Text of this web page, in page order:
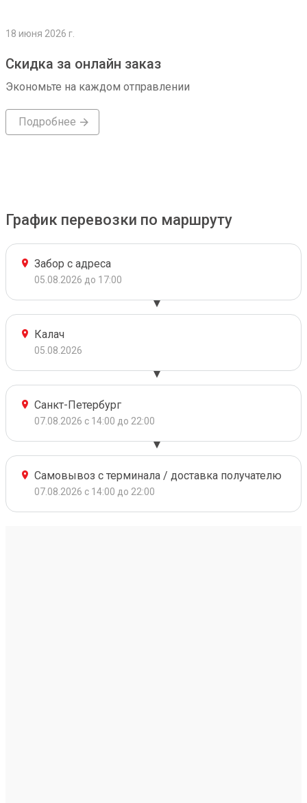
18 июня 2026 г.
Скидка за онлайн заказ
Экономьте на каждом отправлении
Подробнее
График перевозки по маршруту
Забор с адреса
05.08.2026 до 17:00
Калач
05.08.2026
Санкт-Петербург
07.08.2026 с 14:00 до 22:00
Самовывоз с терминала / доставка получателю
07.08.2026 с 14:00 до 22:00